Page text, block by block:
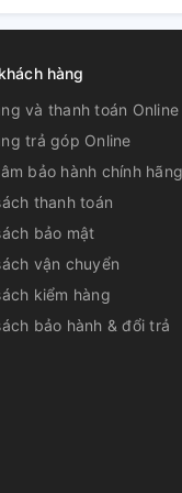
hàng
và thanh toán Online
trả góp Online
bảo hành chính
thanh toán
bảo mật
vận chuyển
kiểm hàng
bảo hành & đổi trả